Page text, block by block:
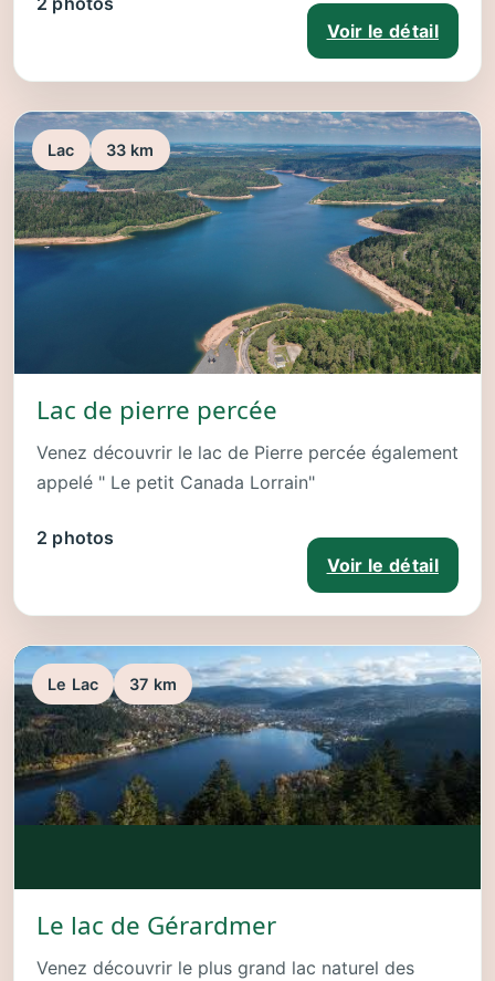
Voir le détail
Lac 33 km
Lac de pierre percée
Venez découvrir le lac de Pierre percée également
appelé " Le petit Canada Lorrain"
2 photos
Voir le détail
Le Lac 37 km
Le lac de Gérardmer
Venez découvrir le plus grand lac naturel des